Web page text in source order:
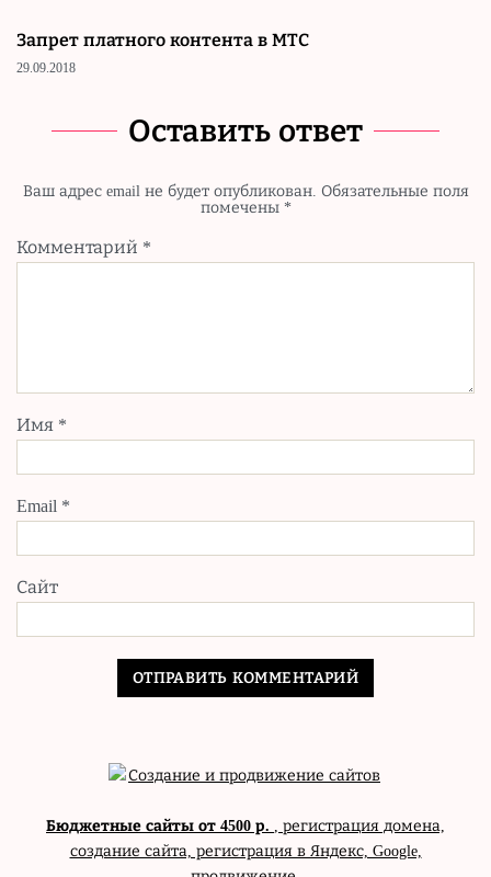
Запрет платного контента в МТС
29.09.2018
Оставить ответ
Ваш адрес email не будет опубликован. Обязательные поля
помечены *
Комментарий *
Имя *
Email *
Сайт
Бюджетные сайты от 4500 р.
, регистрация домена,
создание сайта, регистрация в Яндекс, Google,